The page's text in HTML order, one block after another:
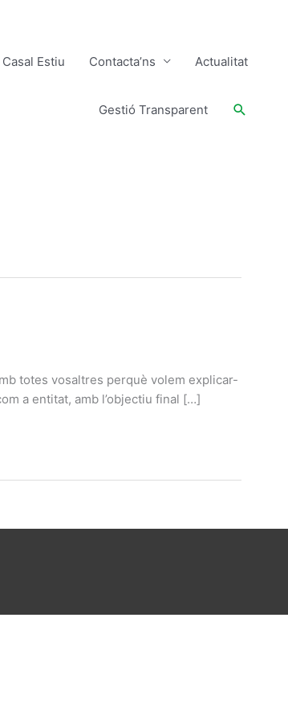
Casal Estiu Contacta’ns Actualitat
Gestió Transparent Buscar
totes vosaltres perquè volem explicar-
a entitat, amb l’objectiu final […]